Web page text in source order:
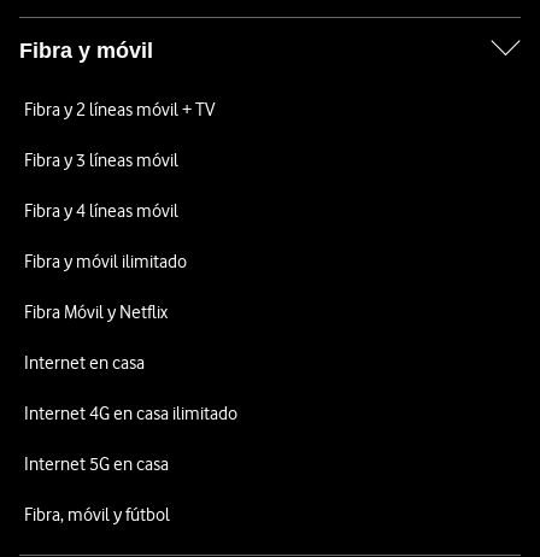
Fibra y móvil
Fibra y 2 líneas móvil + TV
Fibra y 3 líneas móvil
Fibra y 4 líneas móvil
Fibra y móvil ilimitado
Fibra Móvil y Netflix
Internet en casa
Internet 4G en casa ilimitado
Internet 5G en casa
Fibra, móvil y fútbol